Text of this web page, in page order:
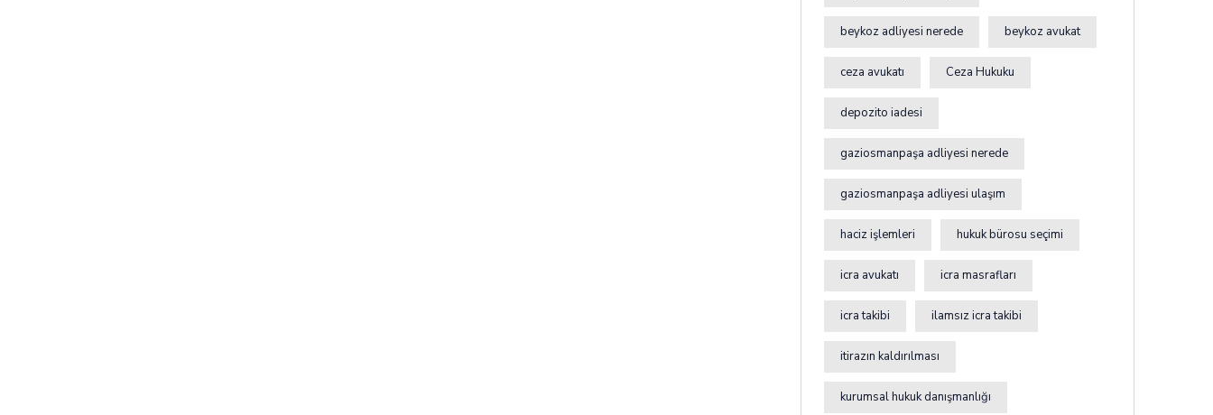
beykoz adliyesi nerede beykoz avukat
ceza avukatı Ceza Hukuku
depozito iadesi
gaziosmanpaşa adliyesi nerede
gaziosmanpaşa adliyesi ulaşım
haciz işlemleri hukuk bürosu seçimi
icra avukatı icra masrafları
icra takibi ilamsız icra takibi
itirazın kaldırılması
kurumsal hukuk danışmanlığı